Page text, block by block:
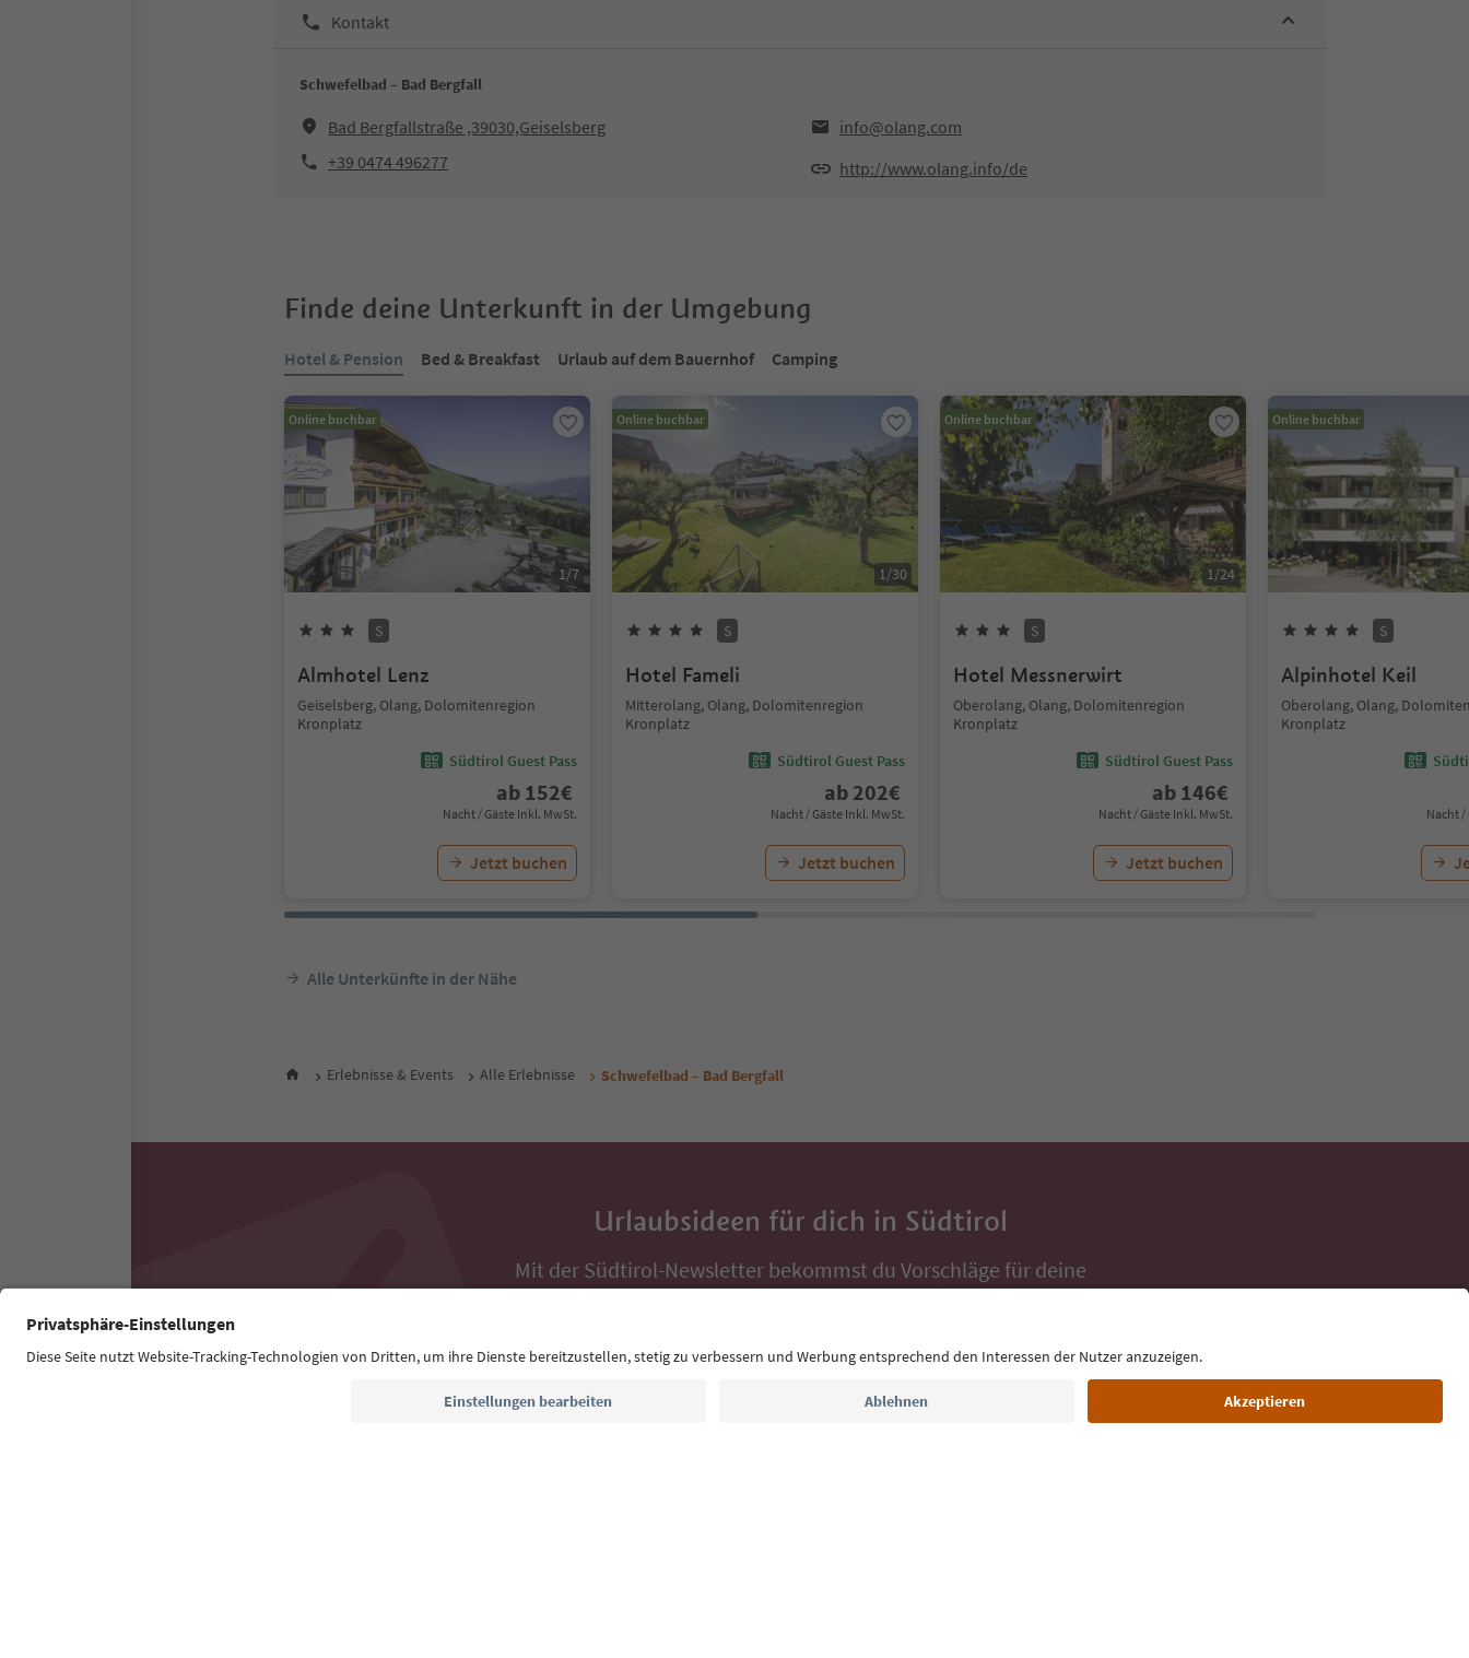
Kontakt
Schwefelbad – Bad Bergfall
Bad Bergfallstraße ,39030,Geiselsberg
info@olang.com
+39 0474 496277
http://www.olang.info/de
Finde deine Unterkunft in der Umgebung
Hotel & Pension Bed & Breakfast Urlaub auf dem Bauernhof Camping
Online buchbar
1/7
S
Almhotel Lenz
Geiselsberg, Olang, Dolomitenregion
Kronplatz
Südtirol Guest Pass
ab 152€
Nacht / Gäste Inkl. MwSt.
Jetzt buchen
Online buchbar
1/30
S
Hotel Fameli
Mitterolang, Olang, Dolomitenregion
Kronplatz
Südtirol Guest Pass
ab 202€
Nacht / Gäste Inkl. MwSt.
Jetzt buchen
Online buchbar
1/24
S
Hotel Messnerwirt
Oberolang, Olang, Dolomitenregion
Kronplatz
Südtirol Guest Pass
ab 146€
Nacht / Gäste Inkl. MwSt.
Jetzt buchen
Online buchbar
S
Alpinhotel Keil
Oberolang, Olang,
Kronplatz
Nacht /
Alle Unterkünfte in der Nähe
Erlebnisse & Events Alle Erlebnisse Schwefelbad – Bad Bergfall
Urlaubsideen für dich in Südtirol
Mit der Südtirol-Newsletter bekommst du Vorschläge für deine
Auszeit, Veranstaltungs-Tipps und typische Rezepte direkt ins
E-Mail Adresse